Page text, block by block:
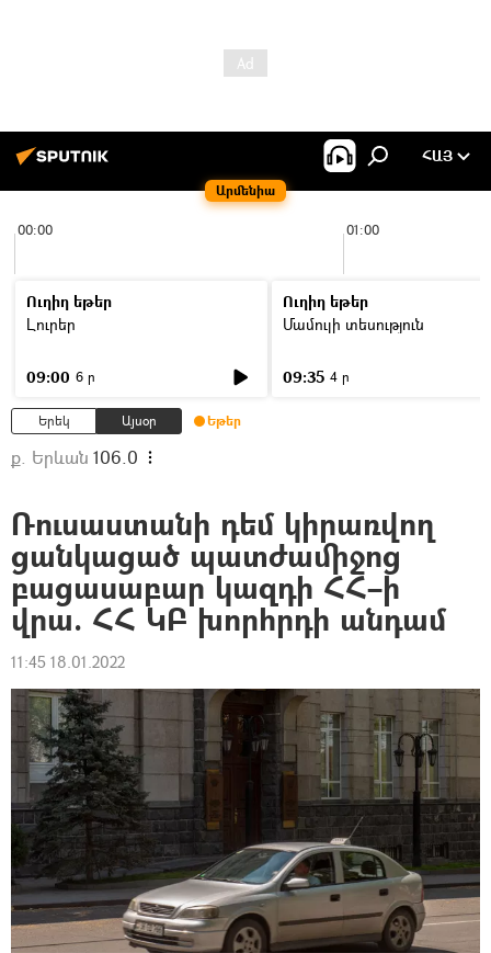
Արմենիա
ՀԱՅ
00:00 01:00
Ուղիղ եթեր
Լուրեր
09:00 6 ր
Ուղիղ եթեր
Մամուլի տեսություն
09:35 4 ր
Երեկ Այսօր Եթեր
ք. Երևան 106.0
Ռուսաստանի դեմ կիրառվող
ցանկացած պատժամիջոց
բացասաբար կազդի ՀՀ–ի
վրա. ՀՀ ԿԲ խորհրդի անդամ
11:45 18.01.2022